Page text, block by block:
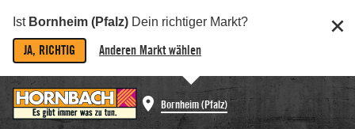
Ist Bornheim (Pfalz) Dein richtiger Markt?
JA, RICHTIG Anderen Markt wählen
Bornheim (Pfalz)